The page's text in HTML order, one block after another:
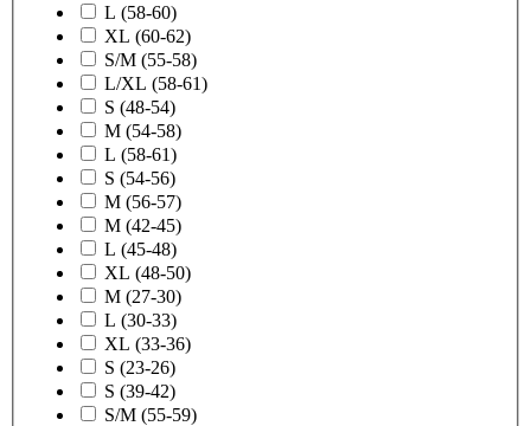
L (58-60)
XL (60-62)
S/M (55-58)
L/XL (58-61)
S (48-54)
M (54-58)
L (58-61)
S (54-56)
M (56-57)
M (42-45)
L (45-48)
XL (48-50)
M (27-30)
L (30-33)
XL (33-36)
S (23-26)
S (39-42)
S/M (55-59)